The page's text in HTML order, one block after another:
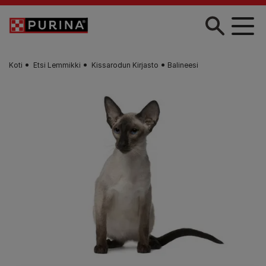
Skip to main content
Koti Etsi Lemmikki Kissarodun Kirjasto Balineesi